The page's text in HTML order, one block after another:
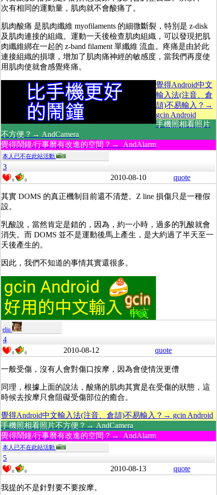
次有相同的運動量，肌肉就不會酸痛了。
肌肉酸痛 是肌肉纖維 myofilaments 的細微斷裂，特別是 z-disk
及肌肉連接的組織。運動一天後檢查肌肉組織，可以發現把肌
肉纖維綁在一起的 z-band filament 單纖維 流血。疼痛是由於此
連接組織的損壞，增加了肌肉痛神經的敏感度，當我們再度使
用肌肉使就會感覺疼痛。
覺得Android中文
輸入法(注音、倉
頡)不易輸入？→
gcin Android
手機照相看照片
不方便？→ AndCamera
覺得鬧鐘/行事曆有改進的空間？→ AndAlarm
本人已不在此站活動
3
0 0 2010-08-10 quote
其實 DOMS 的真正機制目前還不清楚。Z line 損傷只是一種假
設。
乳酸說，當然肯定是錯的，因為，約一小時，過多的乳酸就會
消失。而 DOMS 並不是運動後馬上產生，是大約過了半天至一
天後產生的。
因此，我們不知道的事情其實還很多。
eliu
4
0 0 2010-08-12 quote
一般受傷，沒有人會對傷口按摩，因為會使情況更傮
同理，根據上面的說法，酸痛的肌肉其實是在受傷的狀態，這
時候去按摩只會阻礙受傷部位的癒合。
覺得Android中文輸入法(注音、倉頡)不易輸入？→ gcin Android
手機照相看照片不方便？→ AndCamera
覺得鬧鐘/行事曆有改進的空間？→ AndAlarm
本人已不在此站活動
5
0 0 2010-08-13 quote
我提的不是針對要不要按摩。